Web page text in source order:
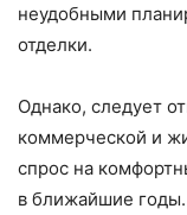
неудобными
отделки.
Однако, следует
коммерческой и
спрос на
в ближайшие